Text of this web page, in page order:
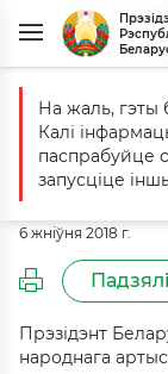
Галоўная Падзеі
СССР
6 жніўня 2018 г.
Прэзідэнт
народнага
На жаль, гэты
Калі
паспрабуйце
запусціце